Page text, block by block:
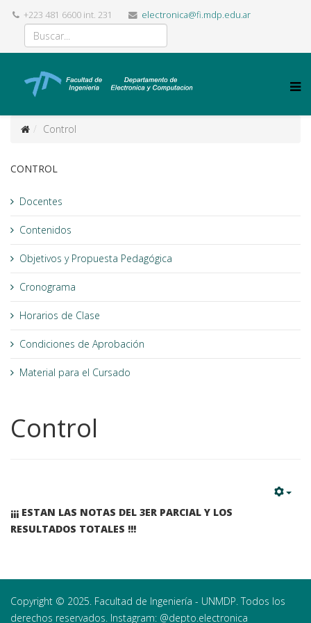
+223 481 6600 int. 231 electronica@fi.mdp.edu.ar
Control
CONTROL
Docentes
Contenidos
Objetivos y Propuesta Pedagógica
Cronograma
Horarios de Clase
Condiciones de Aprobación
Material para el Cursado
Control
¡¡¡ ESTAN LAS NOTAS DEL 3ER PARCIAL Y LOS
RESULTADOS TOTALES !!!
Copyright © 2025. Facultad de Ingeniería - UNMDP. Todos los
derechos reservados. Instagram: @depto.electronica